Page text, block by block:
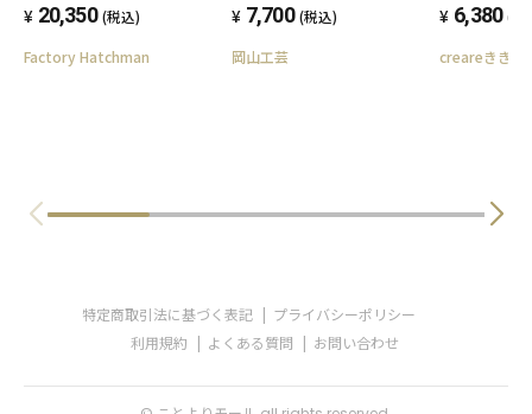
20,350 (税込)
Factory Hatchman
7,700 (税込)
岡山工芸
染 京帆布 猫
ント AS-
6,380 (税
creareきき
特定商取引法に基づく表記
プライバシーポリシー
利用規約
よくある質問 お問い合わせ